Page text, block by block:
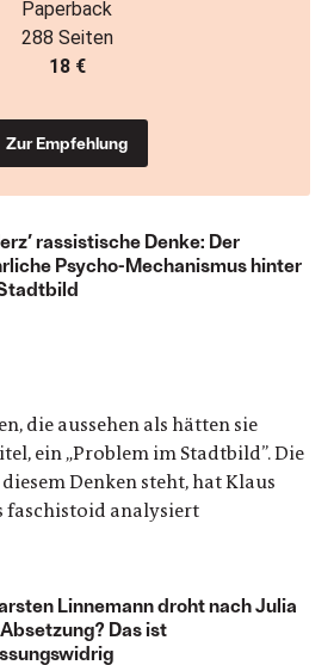
rassistische Denke: Der
Psycho-Mechanismus hinter
die aussehen als hätten sie
ein „Problem im Stadtbild”. Die
Denken steht, hat Klaus
faschistoid analysiert
Linnemann droht nach Julia
Das ist
Paperback
288 Seiten
18 €
Zur Empfehlung